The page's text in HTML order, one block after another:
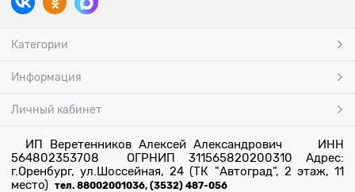
Категории
Информация
Личный кабинет
ИП Веретенников Алексей Александрович ИНН
564802353708 ОГРНИП 311565820200310 Адрес:
г.Оренбург, ул.Шоссейная, 24 (ТК "Автоград", 2 этаж, 11
место) тел. 88002001036, (3532) 487-056